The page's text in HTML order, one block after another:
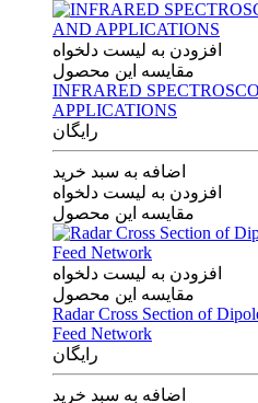
افزودن به لیست دلخواه
مقایسه این محصول
INFRARED
APPLICATIONS
رایگان
اضافه به سبد خرید
افزودن به لیست دلخواه
مقایسه این محصول
افزودن به لیست دلخواه
مقایسه این محصول
Radar Cross Section of
Feed Network
رایگان
اضافه به سبد خرید